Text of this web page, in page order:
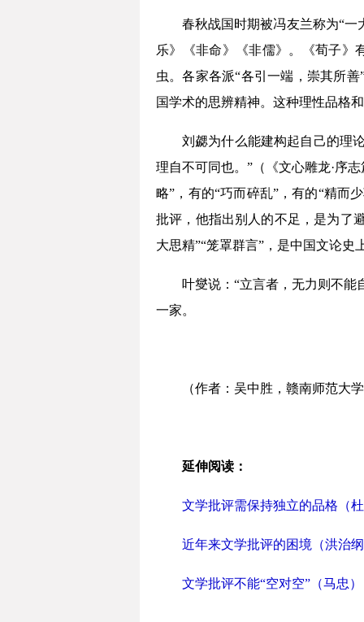
春秋战国时期被冯友兰称为“一
乐》《非命》《非儒》。《荀子》
虫。各家各派“各引一端，崇其所
国学术的思辨精神。这种理性品格
刘勰为什么能建构起自己的理
理自不可同也。”（《文心雕龙·序
略”，有的“巧而碎乱”，有的“精而
批评，他指出别人的不足，是为了
大思精”“笼罩群言”，是中国文论
叶燮说：“立言者，无力则不
一家。
（作者：吴中胜，赣南师范大
延伸阅读：
文学批评需保持独立的品格（
近年来文学批评的困境（洪治
文学批评不能“空对空”（马忠）